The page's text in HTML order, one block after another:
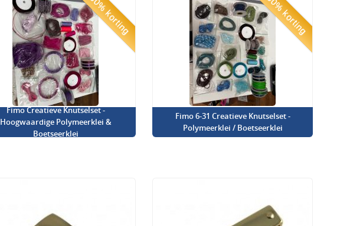
60% korting
Fimo Creatieve Knutselset -
Hoogwaardige Polymeerklei &
Boetseerklei
60% korting
Fimo 6-31 Creatieve Knutselset -
Polymeerklei / Boetseerklei